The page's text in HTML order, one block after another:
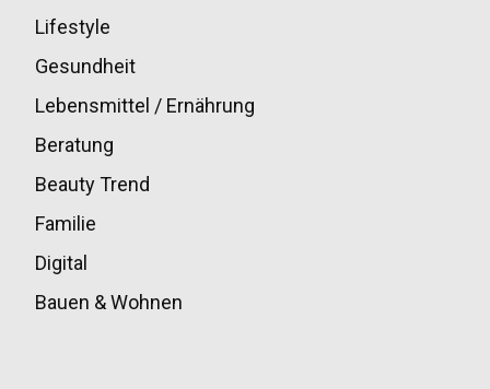
Lifestyle
Gesundheit
Lebensmittel / Ernährung
Beratung
Beauty Trend
Familie
Digital
Bauen & Wohnen